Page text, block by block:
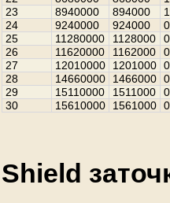
23
8940000 894000
24
9240000 924000
25
11280000 1128000
26
11620000 1162000
27
12010000 1201000
28
14660000 1466000
29
15110000 1511000
30
15610000 1561000
Shield